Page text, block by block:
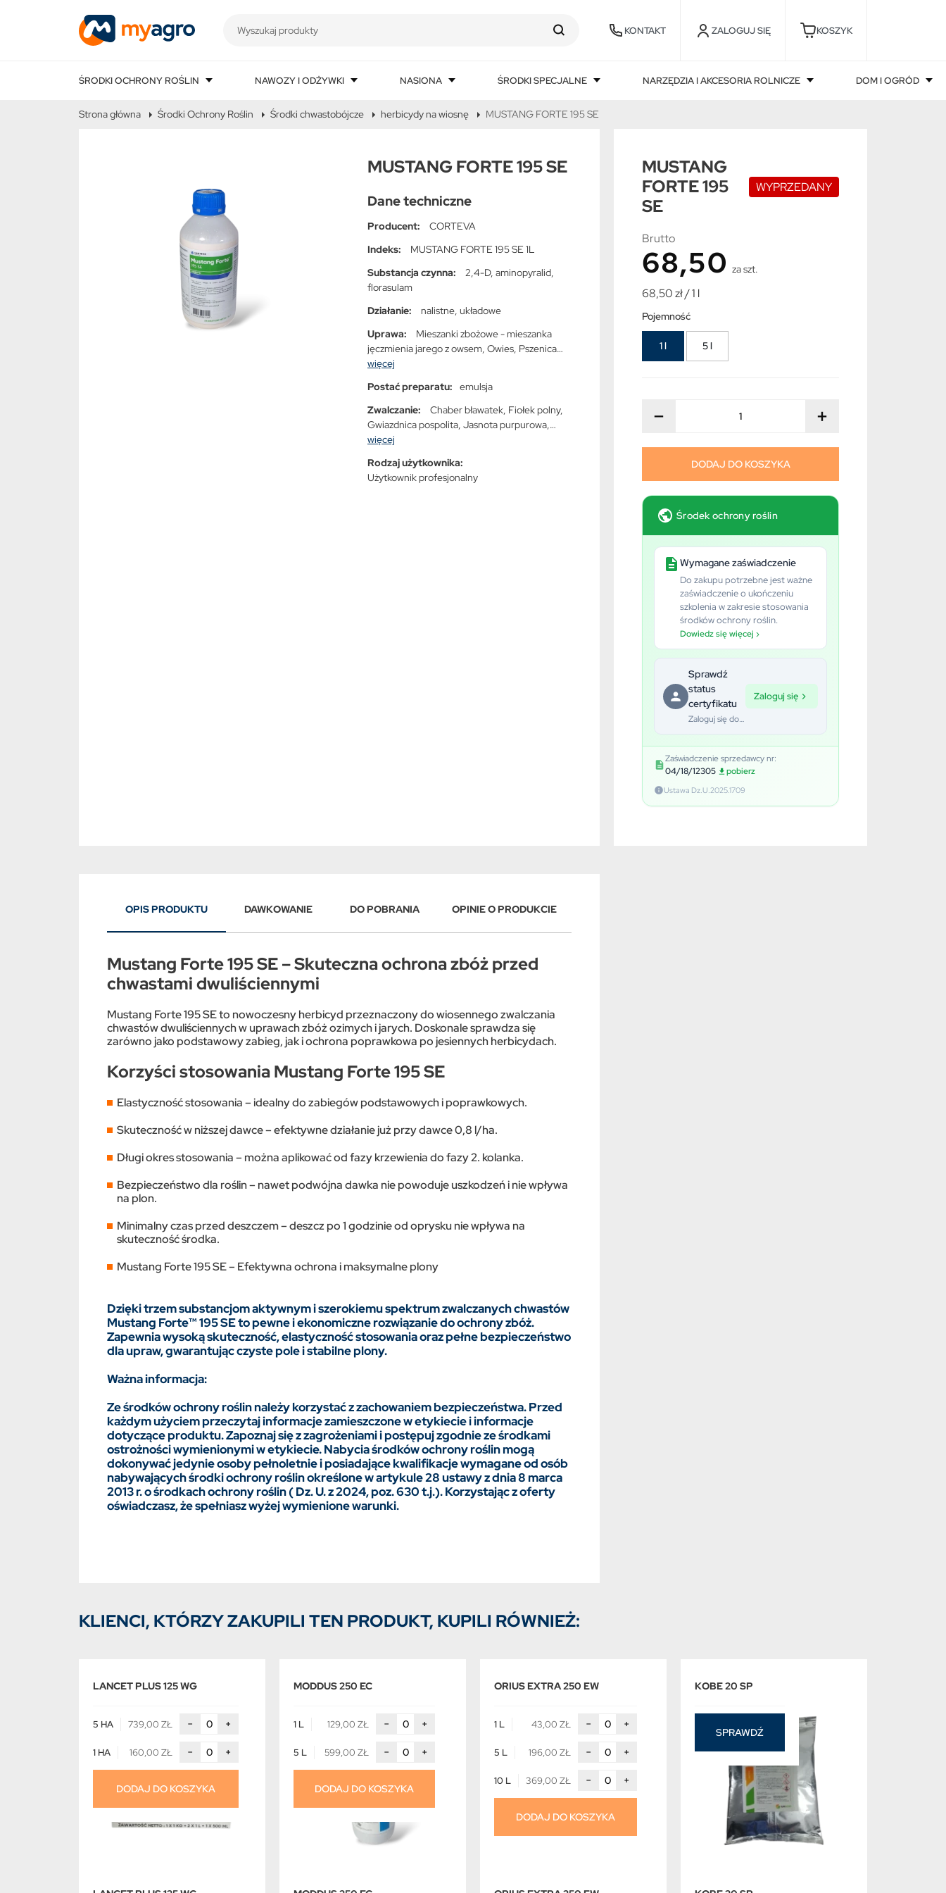
KONTAKT ZALOGUJ SIĘ KOSZYK
ŚRODKI OCHRONY ROŚLIN NAWOZY I ODŻYWKI NASIONA ŚRODKI SPECJALNE NARZĘDZIA I AKCESORIA ROLNICZE DOM I OGRÓD
Strona główna Środki Ochrony Roślin Środki chwastobójcze herbicydy na wiosnę MUSTANG FORTE 195 SE
MUSTANG FORTE 195 SE
Dane techniczne
Producent:
CORTEVA
Indeks:
MUSTANG FORTE 195 SE 1L
Substancja czynna:
florasulam
Działanie:
nalistne, układowe
Uprawa:
jęczmienia jarego z owsem, Owies, Pszenica
jara, Pszenica ozima, Pszenżyto ozime, Żyto
więcej
Postać preparatu:
emulsja
Zwalczanie:
Gwiazdnica pospolita, Jasnota purpurowa,
Komosa biała, Mak polny, Maruna bezwonna,
polny, Przytulia czepna, Rdest powojowy,
Rumian polny, Samosiewy rzepaku, Szczawik
więcej
Rodzaj użytkownika:
Użytkownik profesjonalny
MUSTANG
FORTE 195
SE
WYPRZEDANY
Brutto
68,50 za szt.
68,50 zł / 1 l
Pojemność
1 l 5 l
− +
DODAJ DO KOSZYKA
Środek ochrony roślin
Wymagane zaświadczenie
Do zakupu potrzebne jest ważne
zaświadczenie o ukończeniu
szkolenia w zakresie stosowania
środków ochrony roślin.
Dowiedz się więcej ›
Sprawdź
status
certyfikatu
Zaloguj się do swojego konta
Zaloguj się
Zaświadczenie sprzedawcy nr:
04/18/12305
pobierz
Ustawa Dz.U.2025.1709
OPIS PRODUKTU DAWKOWANIE DO POBRANIA OPINIE O PRODUKCIE
Mustang Forte 195 SE – Skuteczna ochrona zbóż przed
chwastami dwuliściennymi
Mustang Forte 195 SE to nowoczesny herbicyd przeznaczony do wiosennego zwalczania
chwastów dwuliściennych w uprawach zbóż ozimych i jarych. Doskonale sprawdza się
zarówno jako podstawowy zabieg, jak i ochrona poprawkowa po jesiennych herbicydach.
Korzyści stosowania Mustang Forte 195 SE
Elastyczność stosowania – idealny do zabiegów podstawowych i poprawkowych.
Skuteczność w niższej dawce – efektywne działanie już przy dawce 0,8 l/ha.
Długi okres stosowania – można aplikować od fazy krzewienia do fazy 2. kolanka.
Bezpieczeństwo dla roślin – nawet podwójna dawka nie powoduje uszkodzeń i nie wpływa
na plon.
Minimalny czas przed deszczem – deszcz po 1 godzinie od oprysku nie wpływa na
skuteczność środka.
Mustang Forte 195 SE – Efektywna ochrona i maksymalne plony
Dzięki trzem substancjom aktywnym i szerokiemu spektrum zwalczanych chwastów
Mustang Forte™ 195 SE to pewne i ekonomiczne rozwiązanie do ochrony zbóż.
Zapewnia wysoką skuteczność, elastyczność stosowania oraz pełne bezpieczeństwo
dla upraw, gwarantując czyste pole i stabilne plony.
Ważna informacja:
Ze środków ochrony roślin należy korzystać z zachowaniem bezpieczeństwa. Przed
każdym użyciem przeczytaj informacje zamieszczone w etykiecie i informacje
dotyczące produktu. Zapoznaj się z zagrożeniami i postępuj zgodnie ze środkami
ostrożności wymienionymi w etykiecie. Nabycia środków ochrony roślin mogą
dokonywać jedynie osoby pełnoletnie i posiadające kwalifikacje wymagane od osób
nabywających środki ochrony roślin określone w artykule 28 ustawy z dnia 8 marca
2013 r. o środkach ochrony roślin ( Dz. U. z 2024, poz. 630 t.j.). Korzystając z oferty
oświadczasz, że spełniasz wyżej wymienione warunki.
KLIENCI, KTÓRZY ZAKUPILI TEN PRODUKT, KUPILI RÓWNIEŻ:
LANCET PLUS 125 WG
5 HA 739,00 ZŁ − +
1 HA 160,00 ZŁ − +
DODAJ DO KOSZYKA
MODDUS 250 EC
1 L 129,00 ZŁ − +
5 L 599,00 ZŁ − +
DODAJ DO KOSZYKA
ORIUS EXTRA 250 EW
1 L 43,00 ZŁ − +
5 L 196,00 ZŁ − +
10 L 369,00 ZŁ − +
DODAJ DO KOSZYKA
KOBE 20 SP
SPRAWDŹ